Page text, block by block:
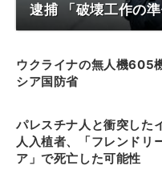
逮捕 「破壊工作の
ウクライナの無人機605
シア国防省
パレスチナ人と衝突した
人入植者、「フレンドリ
ア」で死亡した可能性